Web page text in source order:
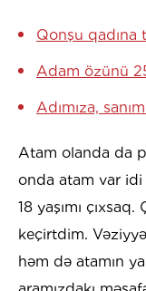
Qonşu qadına
Adam özünü
Adımıza,
Atam olanda da
onda atam var
18 yaşımı
keçirtdim.
həm də atamın